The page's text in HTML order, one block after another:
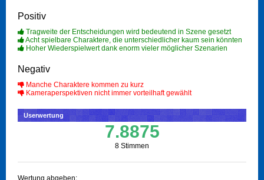
Positiv
Tragweite der Entscheidungen wird bedeutend in Szene gesetzt
Acht spielbare Charaktere, die unterschiedlicher kaum sein könnten
Hoher Wiederspielwert dank enorm vieler möglicher Szenarien
Negativ
Manche Charaktere kommen zu kurz
Kameraperspektiven nicht immer vorteilhaft gewählt
Userwertung
7.8875
8 Stimmen